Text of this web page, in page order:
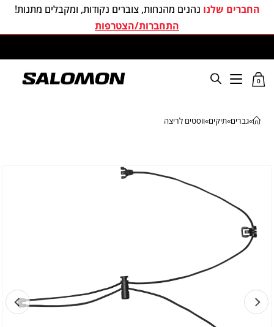
החברים שלנו נהנים מהנחות, צוברים נקודות, ומקבלים מתנות!
התחברות/הצטרפות
0
»גברים»תיקים»ווסטים לריצה